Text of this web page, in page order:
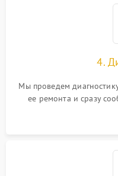
4.
Мы проведем
ее ремонта и сразу